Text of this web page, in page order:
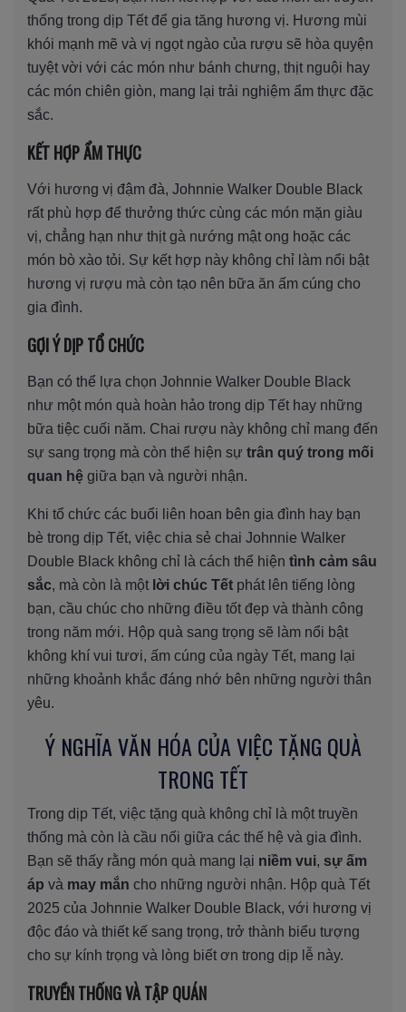
thống trong dịp Tết để gia tăng hương vị. Hương mùi
khói mạnh mẽ và vị ngọt ngào của rượu sẽ hòa quyện
tuyệt vời với các món như bánh chưng, thịt nguội hay
các món chiên giòn, mang lại trải nghiệm ẩm thực đặc
sắc.
KẾT HỢP ẨM THỰC
Với hương vị đậm đà, Johnnie Walker Double Black
rất phù hợp để thưởng thức cùng các món mặn giàu
vị, chẳng hạn như thịt gà nướng mật ong hoặc các
món bò xào tỏi. Sự kết hợp này không chỉ làm nổi bật
hương vị rượu mà còn tạo nên bữa ăn ấm cúng cho
gia đình.
GỢI Ý DỊP TỔ CHỨC
Bạn có thể lựa chọn Johnnie Walker Double Black
như một món quà hoàn hảo trong dịp Tết hay những
bữa tiệc cuối năm. Chai rượu này không chỉ mang đến
sự sang trọng mà còn thể hiện sự trân quý trong mối
quan hệ giữa bạn và người nhận.
Khi tổ chức các buổi liên hoan bên gia đình hay bạn
bè trong dịp Tết, việc chia sẻ chai Johnnie Walker
Double Black không chỉ là cách thể hiện tình cảm sâu
sắc, mà còn là một lời chúc Tết phát lên tiếng lòng
bạn, cầu chúc cho những điều tốt đẹp và thành công
trong năm mới. Hộp quà sang trọng sẽ làm nổi bật
không khí vui tươi, ấm cúng của ngày Tết, mang lại
những khoảnh khắc đáng nhớ bên những người thân
yêu.
Ý NGHĨA VĂN HÓA CỦA VIỆC TẶNG QUÀ
TRONG TẾT
Trong dịp Tết, việc tặng quà không chỉ là một truyền
thống mà còn là cầu nối giữa các thế hệ và gia đình.
Bạn sẽ thấy rằng món quà mang lại niềm vui, sự ấm
áp và may mắn cho những người nhận. Hộp quà Tết
2025 của Johnnie Walker Double Black, với hương vị
độc đáo và thiết kế sang trọng, trở thành biểu tượng
cho sự kính trọng và lòng biết ơn trong dịp lễ này.
TRUYỀN THỐNG VÀ TẬP QUÁN